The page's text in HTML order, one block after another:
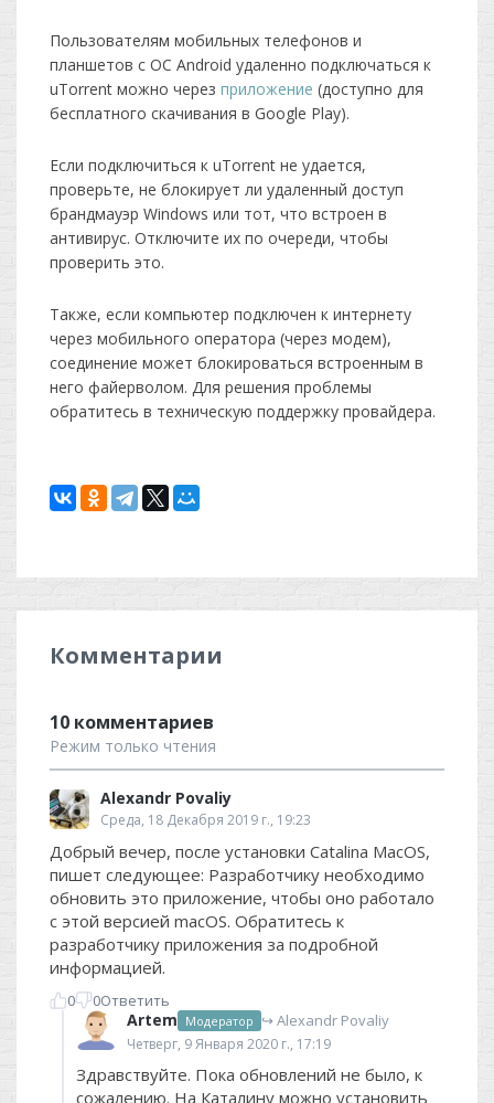
Пользователям мобильных телефонов и
планшетов с ОС Android удаленно подключаться к
uTorrent можно через приложение (доступно для
бесплатного скачивания в Google Play).
Если подключиться к uTorrent не удается,
проверьте, не блокирует ли удаленный доступ
брандмауэр Windows или тот, что встроен в
антивирус. Отключите их по очереди, чтобы
проверить это.
Также, если компьютер подключен к интернету
через мобильного оператора (через модем),
соединение может блокироваться встроенным в
него файерволом. Для решения проблемы
обратитесь в техническую поддержку провайдера.
Комментарии